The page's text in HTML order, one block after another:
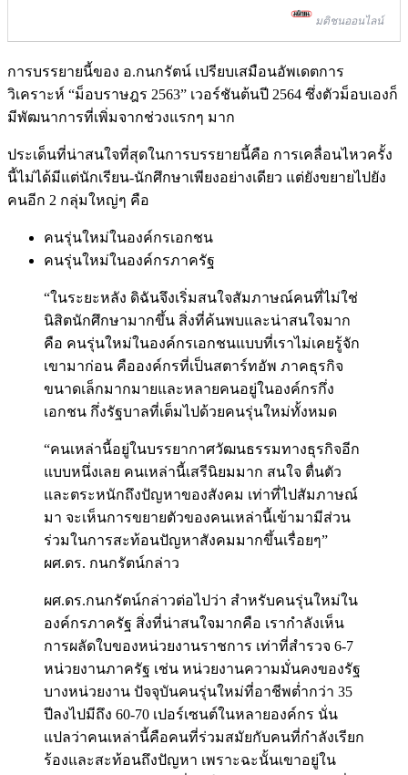
มติชนออนไลน์
การบรรยายนี้ของ อ.กนกรัตน์ เปรียบเสมือนอัพเดตการ
วิเคราะห์ “ม็อบราษฎร 2563” เวอร์ชันต้นปี 2564 ซึ่งตัวม็อบเองก็
มีพัฒนาการที่เพิ่มจากช่วงแรกๆ มาก
ประเด็นที่น่าสนใจที่สุดในการบรรยายนี้คือ การเคลื่อนไหวครั้ง
นี้ไม่ได้มีแต่นักเรียน-นักศึกษาเพียงอย่างเดียว แต่ยังขยายไปยัง
คนอีก 2 กลุ่มใหญ่ๆ คือ
คนรุ่นใหม่ในองค์กรเอกชน
คนรุ่นใหม่ในองค์กรภาครัฐ
“ในระยะหลัง ดิฉันจึงเริ่มสนใจสัมภาษณ์คนที่ไม่ใช่
นิสิตนักศึกษามากขึ้น สิ่งที่ค้นพบและน่าสนใจมาก
คือ คนรุ่นใหม่ในองค์กรเอกชนแบบที่เราไม่เคยรู้จัก
เขามาก่อน คือองค์กรที่เป็นสตาร์ทอัพ ภาคธุรกิจ
ขนาดเล็กมากมายและหลายคนอยู่ในองค์กรกึ่ง
เอกชน กึ่งรัฐบาลที่เต็มไปด้วยคนรุ่นใหม่ทั้งหมด
“คนเหล่านี้อยู่ในบรรยากาศวัฒนธรรมทางธุรกิจอีก
แบบหนึ่งเลย คนเหล่านี้เสรีนิยมมาก สนใจ ตื่นตัว
และตระหนักถึงปัญหาของสังคม เท่าที่ไปสัมภาษณ์
มา จะเห็นการขยายตัวของคนเหล่านี้เข้ามามีส่วน
ร่วมในการสะท้อนปัญหาสังคมมากขึ้นเรื่อยๆ”
ผศ.ดร. กนกรัตน์กล่าว
ผศ.ดร.กนกรัตน์กล่าวต่อไปว่า สำหรับคนรุ่นใหม่ใน
องค์กรภาครัฐ สิ่งที่น่าสนใจมากคือ เรากำลังเห็น
การผลัดใบของหน่วยงานราชการ เท่าที่สำรวจ 6-7
หน่วยงานภาครัฐ เช่น หน่วยงานความมั่นคงของรัฐ
บางหน่วยงาน ปัจจุบันคนรุ่นใหม่ที่อาชีพต่ำกว่า 35
ปีลงไปมีถึง 60-70 เปอร์เซนต์ในหลายองค์กร นั่น
แปลว่าคนเหล่านี้คือคนที่ร่วมสมัยกับคนที่กำลังเรียก
ร้องและสะท้อนถึงปัญหา เพราะฉะนั้นเขาอยู่ใน